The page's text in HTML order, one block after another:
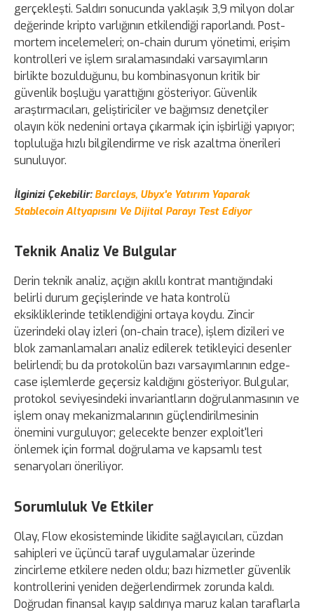
gerçekleşti. Saldırı sonucunda yaklaşık 3,9 milyon dolar
değerinde kripto varlığının etkilendiği raporlandı. Post-
mortem incelemeleri; on-chain durum yönetimi, erişim
kontrolleri ve işlem sıralamasındaki varsayımların
birlikte bozulduğunu, bu kombinasyonun kritik bir
güvenlik boşluğu yarattığını gösteriyor. Güvenlik
araştırmacıları, geliştiriciler ve bağımsız denetçiler
olayın kök nedenini ortaya çıkarmak için işbirliği yapıyor;
topluluğa hızlı bilgilendirme ve risk azaltma önerileri
sunuluyor.
İlginizi Çekebilir: Barclays, Ubyx'e Yatırım Yaparak
Stablecoin Altyapısını Ve Dijital Parayı Test Ediyor
Teknik Analiz Ve Bulgular
Derin teknik analiz, açığın akıllı kontrat mantığındaki
belirli durum geçişlerinde ve hata kontrolü
eksikliklerinde tetiklendiğini ortaya koydu. Zincir
üzerindeki olay izleri (on-chain trace), işlem dizileri ve
blok zamanlamaları analiz edilerek tetikleyici desenler
belirlendi; bu da protokolün bazı varsayımlarının edge-
case işlemlerde geçersiz kaldığını gösteriyor. Bulgular,
protokol seviyesindeki invariantların doğrulanmasının ve
işlem onay mekanizmalarının güçlendirilmesinin
önemini vurguluyor; gelecekte benzer exploit'leri
önlemek için formal doğrulama ve kapsamlı test
senaryoları öneriliyor.
Sorumluluk Ve Etkiler
Olay, Flow ekosisteminde likidite sağlayıcıları, cüzdan
sahipleri ve üçüncü taraf uygulamalar üzerinde
zincirleme etkilere neden oldu; bazı hizmetler güvenlik
kontrollerini yeniden değerlendirmek zorunda kaldı.
Doğrudan finansal kayıp saldırıya maruz kalan taraflarla